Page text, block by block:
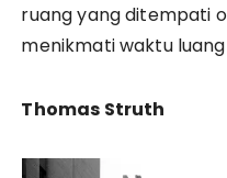
ruang yang ditempati
menikmati waktu
Thomas Struth